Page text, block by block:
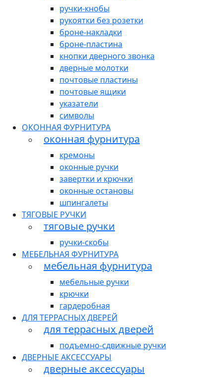
ручки-кнобы
рукоятки без розетки
броне-накладки
броне-пластина
кнопки дверного звонка
дверные молотки
почтовые пластины
почтовые ящики
указатели
символы
ОКОННАЯ ФУРНИТУРА
оконная фурнитура
кремоны
оконные ручки
завертки и крючки
оконные остановы
шпингалеты
ТЯГОВЫЕ РУЧКИ
тяговые ручки
ручки-скобы
МЕБЕЛЬНАЯ ФУРНИТУРА
мебельная фурнитура
мебельные ручки
крючки
гардеробная
ДЛЯ ТЕРРАСНЫХ ДВЕРЕЙ
для террасных дверей
подъемно-сдвижные ручки
ДВЕРНЫЕ АКСЕССУАРЫ
дверные аксессуары